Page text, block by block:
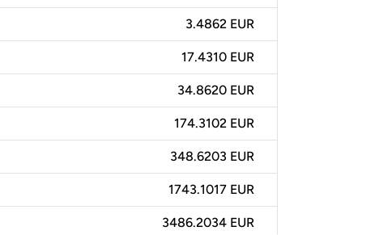
3.4862 EUR
17.4310 EUR
34.8620 EUR
174.3102 EUR
348.6203 EUR
1743.1017 EUR
3486.2034 EUR